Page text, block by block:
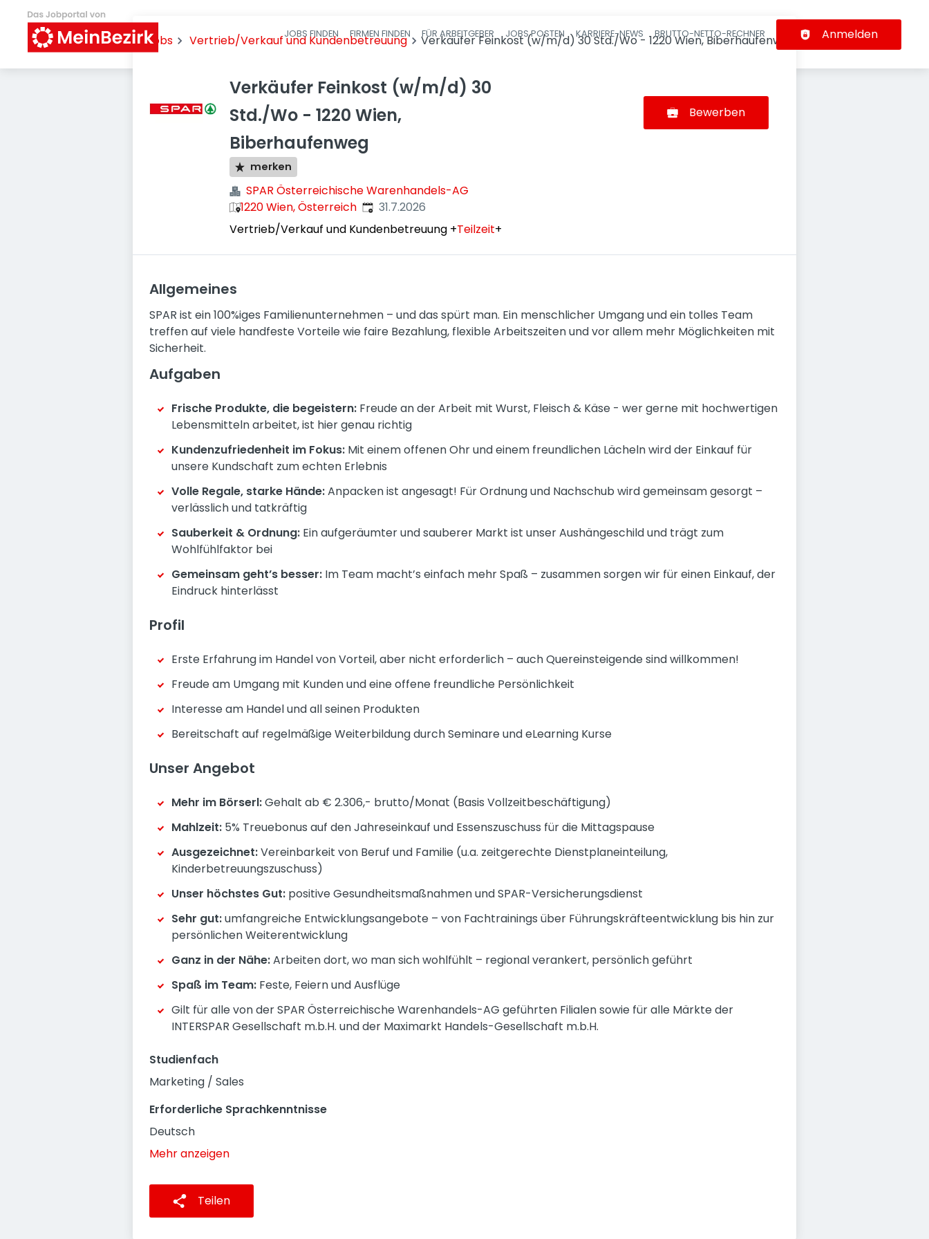
Haupt-Navigation
JOBS FINDEN FIRMEN FINDEN FÜR ARBEITGEBER JOBS POSTEN KARRIERE-NEWS BRUTTO-NETTO-RECHNER Anmelden
Jobs Vertrieb/Verkauf und Kundenbetreuung Verkäufer Feinkost (w/m/d) 30 Std./Wo - 1220 Wien, Biberhaufenweg
Verkäufer Feinkost (w/m/d) 30
Std./Wo - 1220 Wien,
Biberhaufenweg
merken
SPAR Österreichische Warenhandels-AG
1220 Wien, Österreich Veröffentlicht
31.7.2026
Vertrieb/Verkauf und Kundenbetreuung +Teilzeit+
Bewerben
Allgemeines
SPAR ist ein 100%iges Familienunternehmen – und das spürt man. Ein menschlicher Umgang und ein tolles Team
treffen auf viele handfeste Vorteile wie faire Bezahlung, flexible Arbeitszeiten und vor allem mehr Möglichkeiten mit
Sicherheit.
Aufgaben
Frische Produkte, die begeistern: Freude an der Arbeit mit Wurst, Fleisch & Käse - wer gerne mit hochwertigen
Lebensmitteln arbeitet, ist hier genau richtig
Kundenzufriedenheit im Fokus: Mit einem offenen Ohr und einem freundlichen Lächeln wird der Einkauf für
unsere Kundschaft zum echten Erlebnis
Volle Regale, starke Hände:Anpacken ist angesagt! Für Ordnung und Nachschub wird gemeinsam gesorgt –
verlässlich und tatkräftig
Sauberkeit & Ordnung: Ein aufgeräumter und sauberer Markt ist unser Aushängeschild und trägt zum
Wohlfühlfaktor bei
Gemeinsam geht’s besser: Im Team macht’s einfach mehr Spaß – zusammen sorgen wir für einen Einkauf, der
Eindruck hinterlässt
Profil
Erste Erfahrung im Handel von Vorteil, aber nicht erforderlich – auch Quereinsteigende sind willkommen!
Freude am Umgang mit Kunden und eine offene freundliche Persönlichkeit
Interesse am Handel und all seinen Produkten
Bereitschaft auf regelmäßige Weiterbildung durch Seminare und eLearning Kurse
Unser Angebot
Mehr im Börserl:Gehalt ab € 2.306,- brutto/Monat (Basis Vollzeitbeschäftigung)
Mahlzeit: 5% Treuebonus auf den Jahreseinkauf und Essenszuschuss für die Mittagspause
Ausgezeichnet:Vereinbarkeit von Beruf und Familie (u.a. zeitgerechte Dienstplaneinteilung,
Kinderbetreuungszuschuss)
Unser höchstes Gut: positive Gesundheitsmaßnahmen und SPAR-Versicherungsdienst
Sehr gut:umfangreiche Entwicklungsangebote – von Fachtrainings über Führungskräfteentwicklung bis hin zur
persönlichen Weiterentwicklung
Ganz in der Nähe:Arbeiten dort, wo man sich wohlfühlt – regional verankert, persönlich geführt
Spaß im Team: Feste, Feiern und Ausflüge
Gilt für alle von der SPAR Österreichische Warenhandels-AG geführten Filialen sowie für alle Märkte der
INTERSPAR Gesellschaft m.b.H. und der Maximarkt Handels-Gesellschaft m.b.H.
Studienfach
Marketing / Sales
Erforderliche Sprachkenntnisse
Deutsch
Mehr anzeigen
Teilen